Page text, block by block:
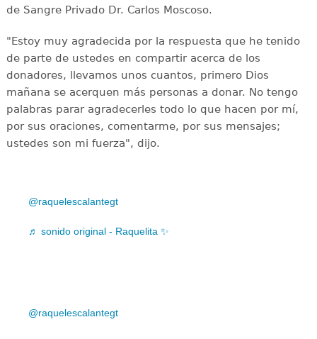
de Sangre Privado Dr. Carlos Moscoso.
"Estoy muy agradecida por la respuesta que he tenido
de parte de ustedes en compartir acerca de los
donadores, llevamos unos cuantos, primero Dios
mañana se acerquen más personas a donar. No tengo
palabras parar agradecerles todo lo que hacen por mí,
por sus oraciones, comentarme, por sus mensajes;
ustedes son mi fuerza", dijo.
@raquelescalantegt
♬ sonido original - Raquelita ✨
@raquelescalantegt